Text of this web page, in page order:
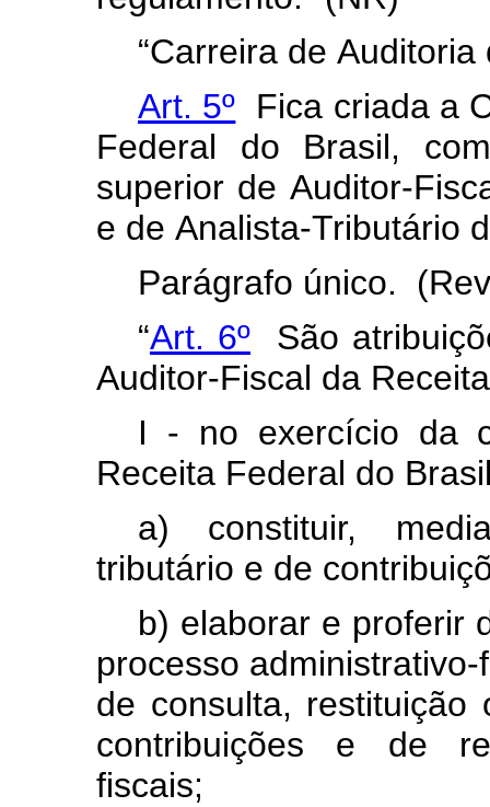
“Carreira de Auditoria
Art. 5º Fica criada a
Federal
do Brasil,
superior de Auditor-
e de Analista-Tributário
Parágrafo único.
“Art. 6º São
Auditor-Fiscal da Receita
I
- no exercício da
Receita Federal do
a)
constituir,
tributário e de
b) elaborar e proferir
processo administrativo-
de consulta, restituição
contribuições
e de
fiscais;